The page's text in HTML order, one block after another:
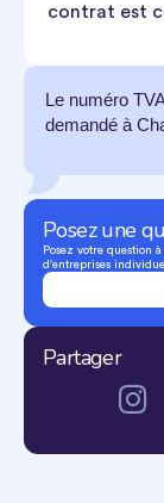
contrat est
Le numéro
demandé à
Posez une
Posez votre question
d'entreprises
Partager